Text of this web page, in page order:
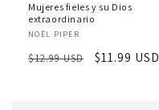
Mujeres fieles y su Dios
extraordinario
Proveedor:
NOËL PIPER
Precio
$12.99 USD
Precio
$11.99 USD